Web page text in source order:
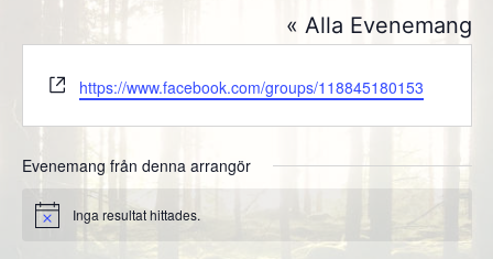
« Alla Evenemang
Website
https://www.facebook.com/groups/118845180153
Evenemang från denna arrangör
Notis Inga resultat hittades.